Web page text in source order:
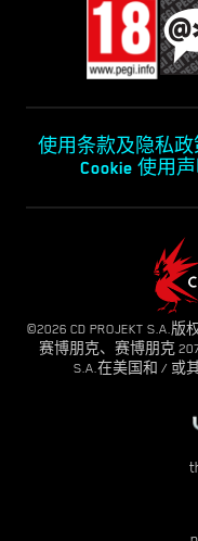
使用条款及隐私政
Cookie 使用
©2026 CD PROJEKT S.A.版
赛博朋克、赛博朋克
S.A.在美国和 / 或